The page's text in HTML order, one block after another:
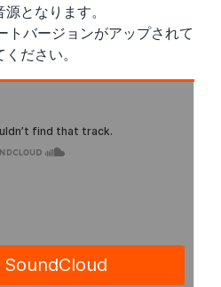
となります。
トバージョンがアップされて
ださい。